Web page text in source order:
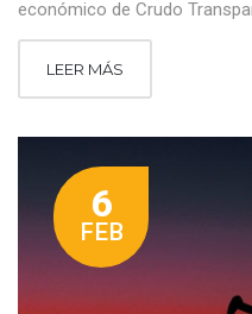
económico de Crudo
LEER MÁS
6
FEB